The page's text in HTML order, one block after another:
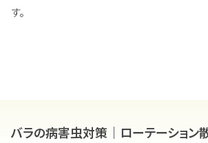
す。
バラの病害虫対策｜ローテーション